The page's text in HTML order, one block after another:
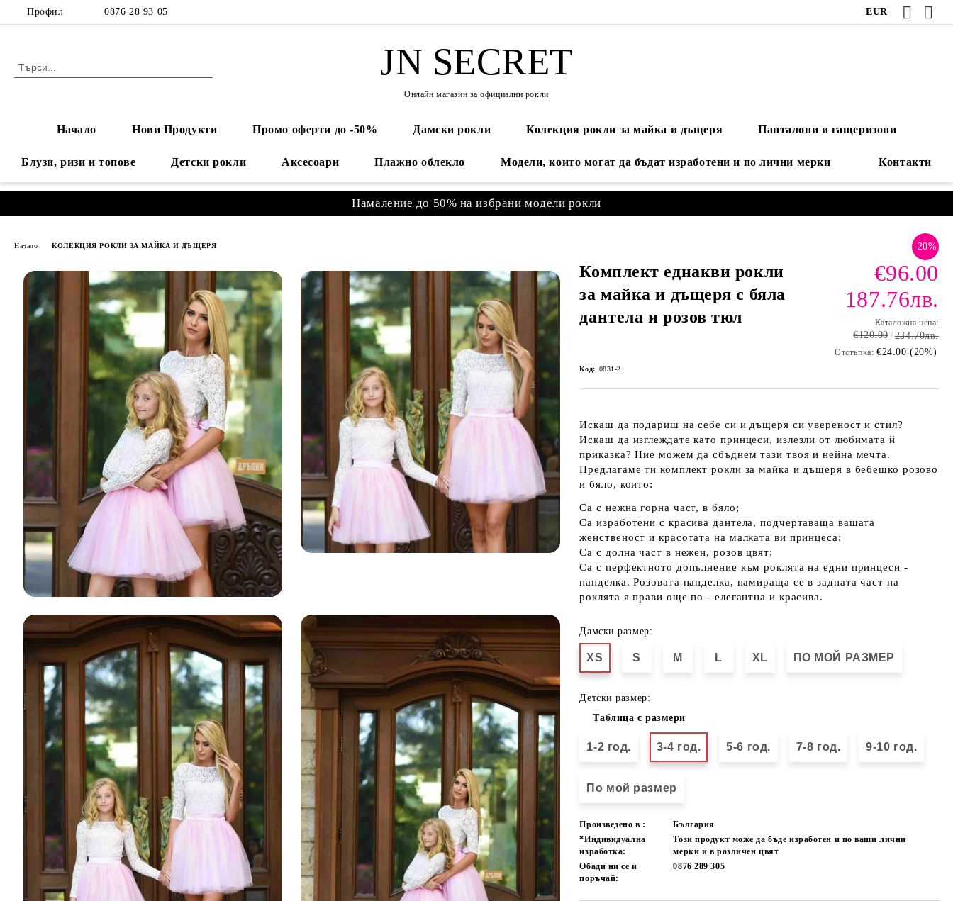
Профил 0876 28 93 05 EUR
JN SECRET
Онлайн магазин за официални рокли
Начало Нови Продукти Промо оферти до -50% Дамски рокли Колекция рокли за майка и дъщеря Панталони и гащеризони
Блузи, ризи и топове Детски рокли Аксесоари Плажно облекло Модели, които могат да бъдат изработени и по лични мерки Контакти
Намаление до 50% на избрани модели рокли
Начало КОЛЕКЦИЯ РОКЛИ ЗА МАЙКА И ДЪЩЕРЯ
Комплект еднакви рокли
за майка и дъщеря с бяла
дантела и розов тюл
-20%
€96.00
187.76лв.
Каталожна цена:
€120.00 234.70лв.
Отстъпка: €24.00 (20%)
Код: 0831-2
Искаш да подариш на себе си и дъщеря си увереност и стил?
Искаш да изглеждате като принцеси, излeзли от любимата й
приказка? Ние можем да сбъднем тази твоя и нейна мечта.
Предлагаме ти комплект рокли за майка и дъщеря в бебешко розово
и бяло, които:
Са с нежна горна част, в бяло;
Са изработени с красива дантела, подчертаваща вашата
женственост и красотата на малката ви принцеса;
Са с долна част в нежен, розов цвят;
Са с перфектното допълнение към роклята на едни принцеси -
панделка. Розовата панделка, намираща се в задната част на
роклята я прави още по - елегантна и красива.
Дамски размер:
XS S M L XL ПО МОЙ РАЗМЕР
Детски размер:
Таблица с размери
1-2 год. 3-4 год. 5-6 год. 7-8 год. 9-10 год.
По мой размер
Произведено в :
България
*Индивидуална
изработка:
Този продукт може да бъде изработен и по ваши лични
мерки и в различен цвят
Обади ни се и
поръчай:
0876 289 305